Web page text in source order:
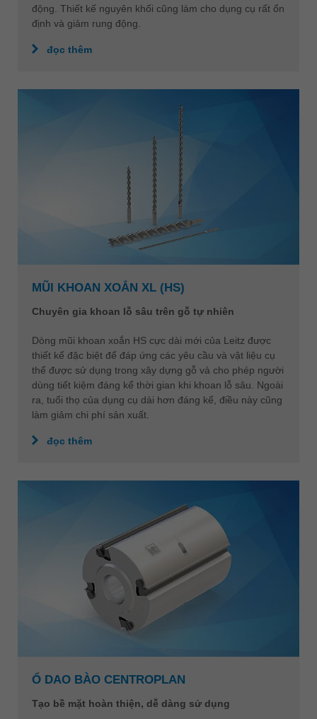
động. Thiết kế nguyên khối cũng làm cho dụng cụ rất ổn
định và giảm rung động.
đọc thêm
MŨI KHOAN XOẮN XL (HS)
Chuyên gia khoan lỗ sâu trên gỗ tự nhiên
Dòng mũi khoan xoắn HS cực dài mới của Leitz được
thiết kế đặc biệt để đáp ứng các yêu cầu và vật liệu cụ
thể được sử dụng trong xây dựng gỗ và cho phép người
dùng tiết kiệm đáng kể thời gian khi khoan lỗ sâu. Ngoài
ra, tuổi thọ của dụng cụ dài hơn đáng kể, điều này cũng
làm giảm chi phí sản xuất.
đọc thêm
Ổ DAO BÀO CENTROPLAN
Tạo bề mặt hoàn thiện, dễ dàng sử dụng